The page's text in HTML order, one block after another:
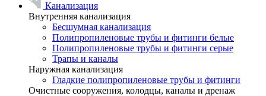
Канализация
Внутренняя канализация
Бесшумная канализация
Полипропиленовые трубы и фитинги белые
Полипропиленовые трубы и фитинги серые
Трапы и каналы
Наружная канализация
Гладкие полипропиленовые трубы и фитинги
Очистные сооружения, колодцы, каналы и дренаж